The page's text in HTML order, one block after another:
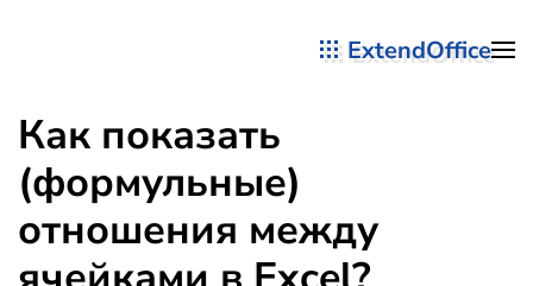
ExtendOffice
Как показать
(формульные)
отношения между